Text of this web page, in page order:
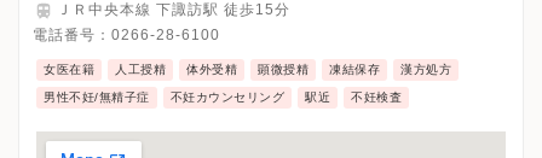
ＪＲ中央本線 下諏訪駅 徒歩15分
電話番号： 0266-28-6100
女医在籍 人工授精 体外受精 顕微授精 凍結保存 漢方処方
男性不妊/無精子症 不妊カウンセリング 駅近 不妊検査